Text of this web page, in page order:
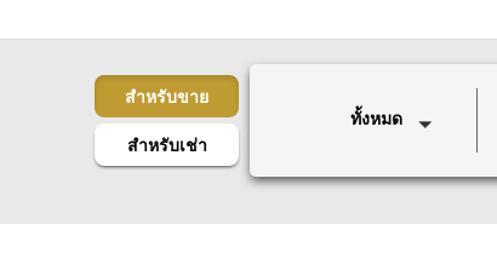
สำหรับขาย
สำหรับเช่า
ทั้งหมด